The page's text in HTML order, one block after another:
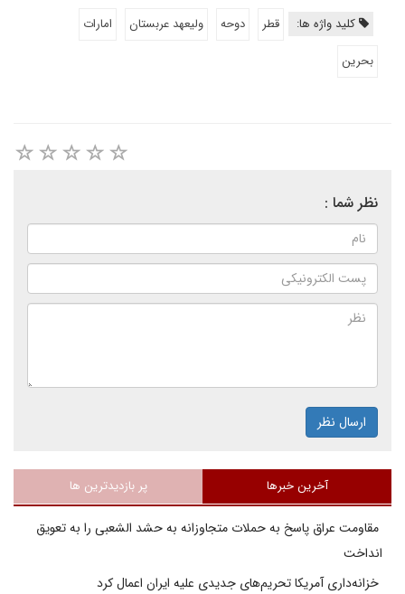
کلید واژه ها: قطر دوحه ولیعهد عربستان
امارات
بحرین
نظر شما :
ارسال نظر
آخرین خبرها پر بازدیدترین ها
مقاومت عراق پاسخ به حملات متجاوزانه به حشد الشعبی را به تعویق
انداخت
خزانه‌داری آمریکا تحریم‌های جدیدی علیه ایران اعمال کرد